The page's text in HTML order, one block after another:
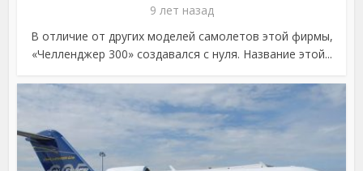
9 лет назад
В отличие от других моделей самолетов этой фирмы,
«Челленджер 300» создавался с нуля. Название этой...